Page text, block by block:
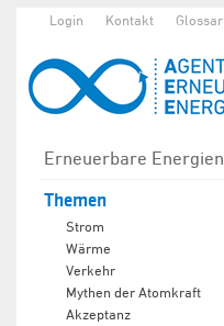
Login Kontakt Glossar
Erneuerbare Energien
Themen
Strom
Wärme
Verkehr
Mythen der Atomkraft
Akzeptanz